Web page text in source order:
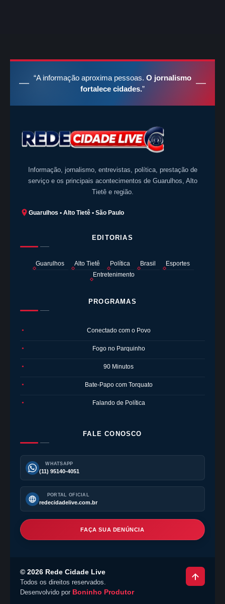
“A informação aproxima pessoas. O jornalismo
fortalece cidades.”
Informação, jornalismo, entrevistas, política, prestação de
serviço e os principais acontecimentos de Guarulhos, Alto
Tietê e região.
Guarulhos • Alto Tietê • São Paulo
EDITORIAS
Guarulhos Alto Tietê Política Brasil
Esportes
Entretenimento
PROGRAMAS
● Conectado com o Povo
● Fogo no Parquinho
● 90 Minutos
● Bate-Papo com Torquato
● Falando de Política
FALE CONOSCO
WHATSAPP
(11) 95140-4051
PORTAL OFICIAL
redecidadelive.com.br
FAÇA SUA DENÚNCIA
© 2026 Rede Cidade Live
Todos os direitos reservados.
Desenvolvido por Boninho Produtor